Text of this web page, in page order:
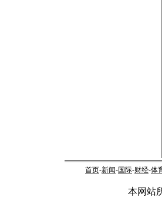
首页-新闻-国际-财经-体
本网站